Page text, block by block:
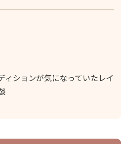
ィションが気になっていたレイ